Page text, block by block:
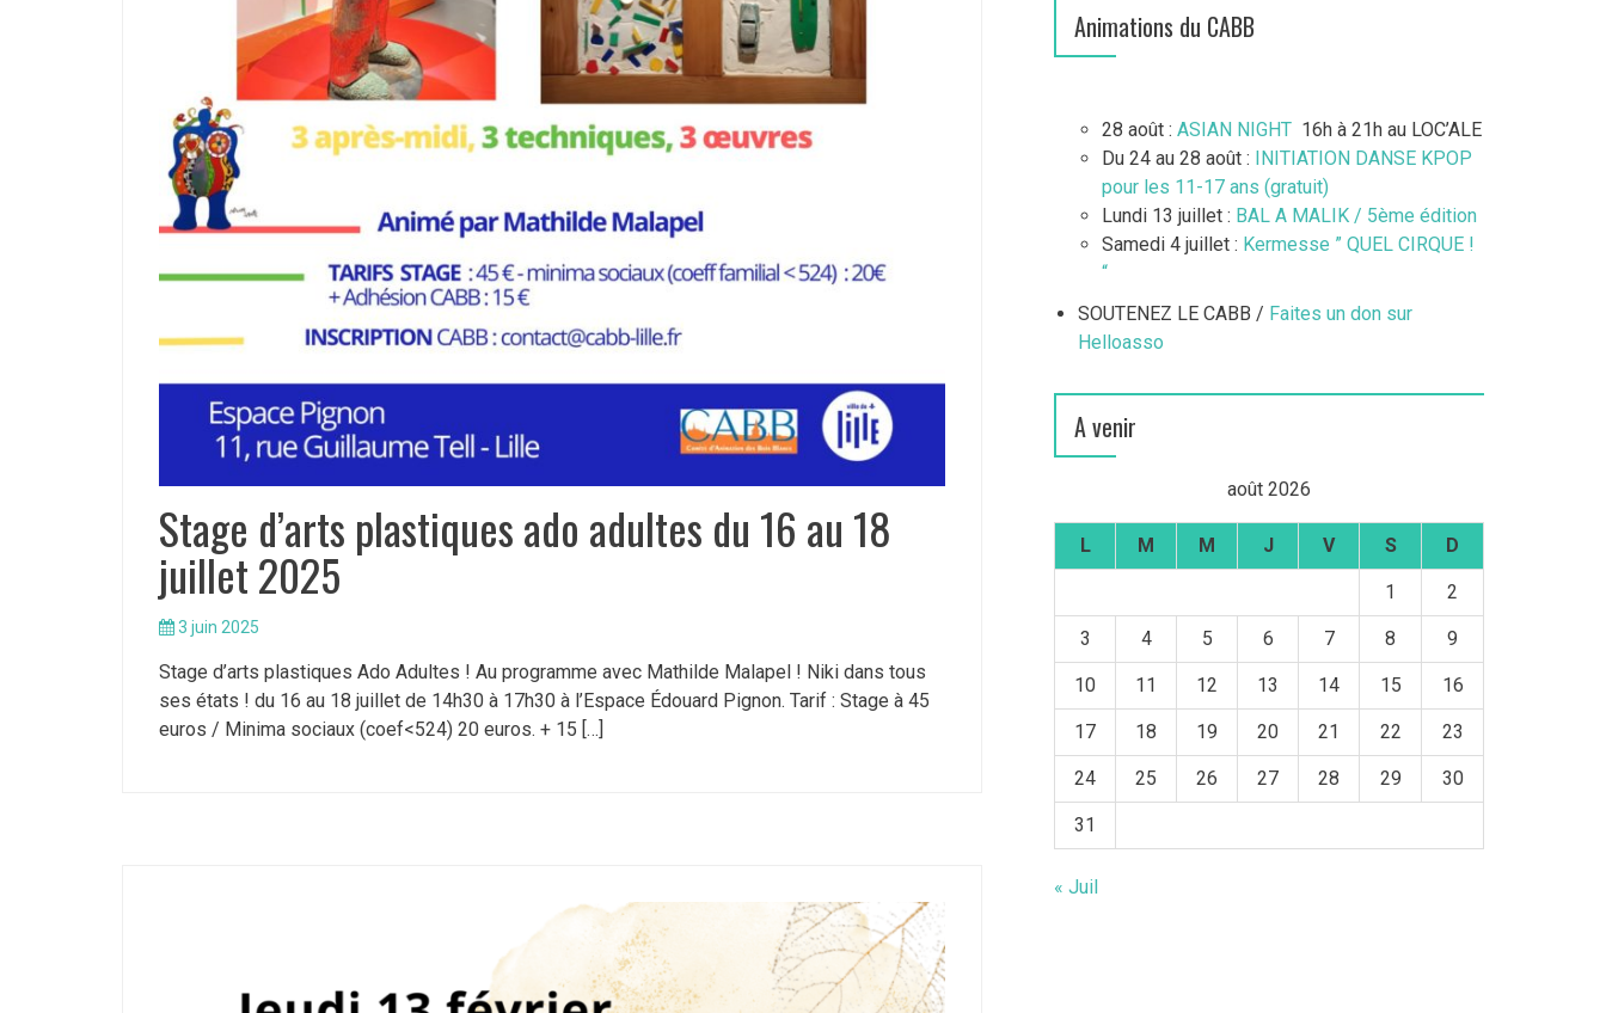
Stage d’arts plastiques ado adultes du 16 au 18
juillet 2025
3 juin 2025
Stage d’arts plastiques Ado Adultes ! Au programme avec Mathilde Malapel ! Niki dans tous
ses états ! du 16 au 18 juillet de 14h30 à 17h30 à l’Espace Édouard Pignon. Tarif : Stage à 45
euros / Minima sociaux (coef<524) 20 euros. + 15 […]
Animations du CABB
28 août : ASIAN NIGHT 16h à 21h au LOC’ALE
Du 24 au 28 août : INITIATION DANSE KPOP
pour les 11-17 ans (gratuit)
Lundi 13 juillet : BAL A MALIK / 5ème édition
Samedi 4 juillet : Kermesse ” QUEL CIRQUE !
“
SOUTENEZ LE CABB / Faites un don sur
Helloasso
A venir
août 2026
L M M J V S D
1 2
3 4 5 6 7 8 9
10 11 12 13 14 15 16
17 18 19 20 21 22 23
24 25 26 27 28 29 30
31
« Juil